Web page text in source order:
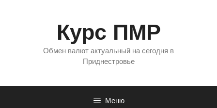
Курс ПМР
Обмен валют актуальный на сегодня в
Приднестровье
Меню